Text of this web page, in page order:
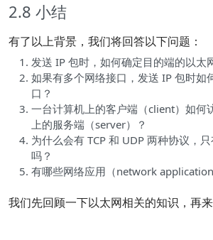
2.8 小结
有了以上背景，我们将回答以下问题：
发送 IP 包时，如何确定目的端的以太
如果有多个网络接口，发送 IP 包时如
口？
一台计算机上的客户端（client）如何
上的服务端（server）？
为什么会有 TCP 和 UDP 两种协议，
吗？
有哪些网络应用（network
我们先回顾一下以太网相关的知识，再来